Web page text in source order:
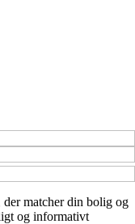
matcher din bolig og
og informativt